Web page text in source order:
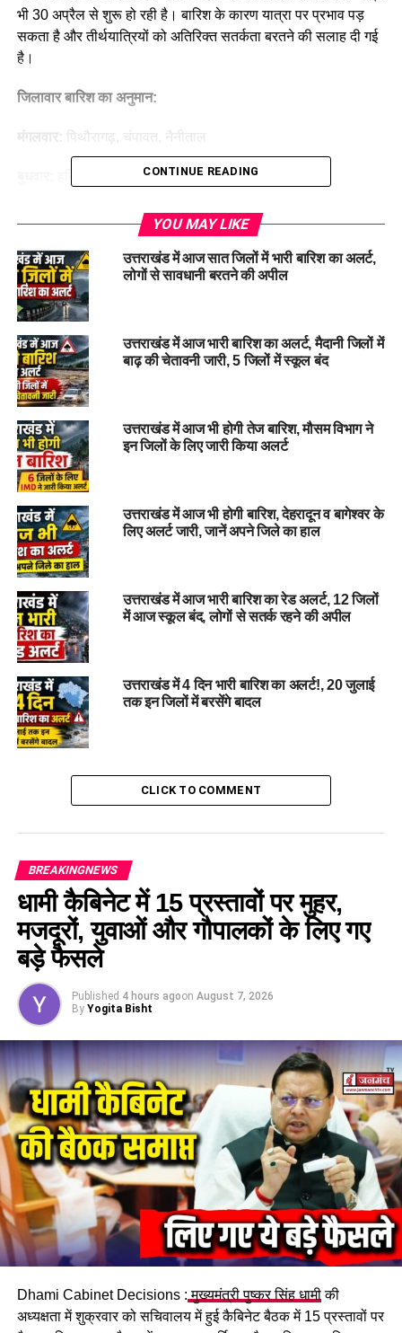
भी 30 अप्रैल से शुरू हो रही है। बारिश के कारण यात्रा पर प्रभाव पड़
सकता है और तीर्थयात्रियों को अतिरिक्त सतर्कता बरतने की सलाह दी गई
है।
जिलावार बारिश का अनुमान:
हरिद्वार को छोड़कर शेष सभी जिलों में बारिश
सभी 13 जिलों में व्यापक वर्षा
प्रशासन ने चारधाम यात्रा पर जा रहे श्रद्धालुओं और स्थानीय निवासियों
को सतर्क रहने और मौसम की जानकारी के अनुसार यात्रा की योजना बनाने
की अपील की है।
#UttarakhandWeatherAlert #HeavyRainfallForecast
#CharDhamYatra #IMDRainfallWarning
#MonsooninUttarakhand
RELATED TOPICS:
CHAR DHAM YATRA 2024
HEAVY RAINFALL FORECAST
IMD RAINFALL WARNING
MONSOON IN UTTARAKHAND
UTTARAKHAND WEATHER ALERT
UP NEXT
कॉर्बेट टाइगर रिजर्व अवैध कटान मामला: CBI जांच पूरी, अभियोजन
की अनुमति को लेकर शासन पहुंची…
DON'T MISS
पहलगाम हमले के बाद सतर्कता बढ़ी: चारधाम और पर्यटन सीजन में
पहली बार पैरा मिलिट्री फोर्स की तैनाती….
CONTINUE READING
YOU MAY LIKE
उत्तराखंड में आज सात जिलों में भारी बारिश का अलर्ट,
लोगों से सावधानी बरतने की अपील
उत्तराखंड में आज भारी बारिश का अलर्ट, मैदानी जिलों में
बाढ़ की चेतावनी जारी, 5 जिलों में स्कूल बंद
उत्तराखंड में आज भी होगी तेज बारिश, मौसम विभाग ने
इन जिलों के लिए जारी किया अलर्ट
उत्तराखंड में आज भी होगी बारिश, देहरादून व बागेश्वर के
लिए अलर्ट जारी, जानें अपने जिले का हाल
उत्तराखंड में आज भारी बारिश का रेड अलर्ट, 12 जिलों
में आज स्कूल बंद, लोगों से सतर्क रहने की अपील
उत्तराखंड में 4 दिन भारी बारिश का अलर्ट!, 20 जुलाई
तक इन जिलों में बरसेंगे बादल
CLICK TO COMMENT
BREAKINGNEWS
धामी कैबिनेट में 15 प्रस्तावों पर मुहर,
मजदूरों, युवाओं और गौपालकों के लिए गए
बड़े फैसले
Published 4 hours agoon August 7, 2026
By Yogita Bisht
Dhami Cabinet Decisions : मुख्यमंत्री पुष्कर सिंह धामीकी
अध्यक्षता में शुक्रवार को सचिवालय में हुई कैबिनेट बैठक में 15 प्रस्तावों पर